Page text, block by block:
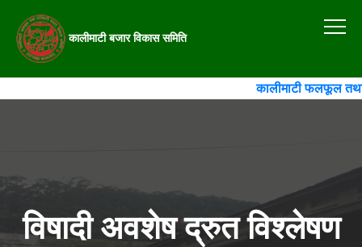
कालीमाटी बजार विकास समिति
कालीमाटी फलफूल तथा
विषादी अवशेष द्रुत विश्लेषण